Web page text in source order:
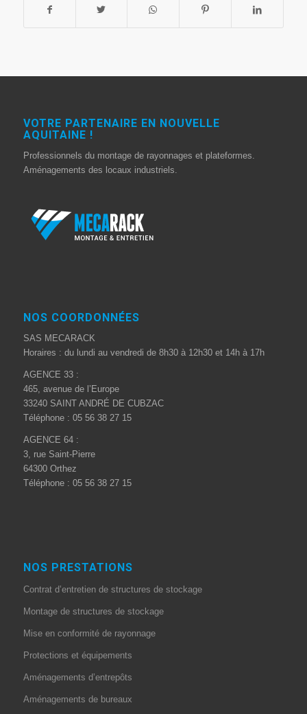
VOTRE PARTENAIRE EN NOUVELLE
AQUITAINE !
Professionnels du montage de rayonnages et plateformes.
Aménagements des locaux industriels.
NOS COORDONNÉES
SAS MECARACK
Horaires : du lundi au vendredi de 8h30 à 12h30 et 14h à 17h
AGENCE 33 :
465, avenue de l’Europe
33240 SAINT ANDRÉ DE CUBZAC
Téléphone : 05 56 38 27 15
AGENCE 64 :
3, rue Saint-Pierre
64300 Orthez
Téléphone : 05 56 38 27 15
NOS PRESTATIONS
Contrat d’entretien de structures de stockage
Montage de structures de stockage
Mise en conformité de rayonnage
Protections et équipements
Aménagements d’entrepôts
Aménagements de bureaux